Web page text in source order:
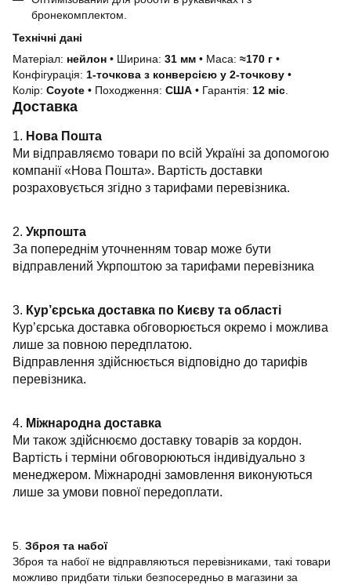
бронекомплектом.
Технічні дані
Матеріал: нейлон • Ширина: 31 мм • Маса: ≈170 г •
Конфігурація: 1-точкова з конверсією у 2-точкову •
Колір: Coyote • Походження: США • Гарантія: 12 міс
Доставка
1. Нова Пошта
Ми відправляємо товари по всій Україні за допомогою
компанії «Нова Пошта». Вартість доставки
розраховується згідно з тарифами перевізника.
2. Укрпошта
За попереднім уточненням товар може бути
відправлений Укрпоштою за тарифами перевізника
3. Кур’єрська доставка по Києву та області
Кур’єрська доставка обговорюється окремо і можлива
лише за повною передплатою.
Відправлення здійснюється відповідно до тарифів
перевізника.
4. Міжнародна доставка
Ми також здійснюємо доставку товарів за кордон.
Вартість і терміни обговорюються індивідуально з
менеджером. Міжнародні замовлення виконуються
лише за умови повної передоплати.
5. Зброя та набої
Зброя та набої не відправляються перевізниками, такі товари
можливо придбати тільки безпосередньо в магазини за